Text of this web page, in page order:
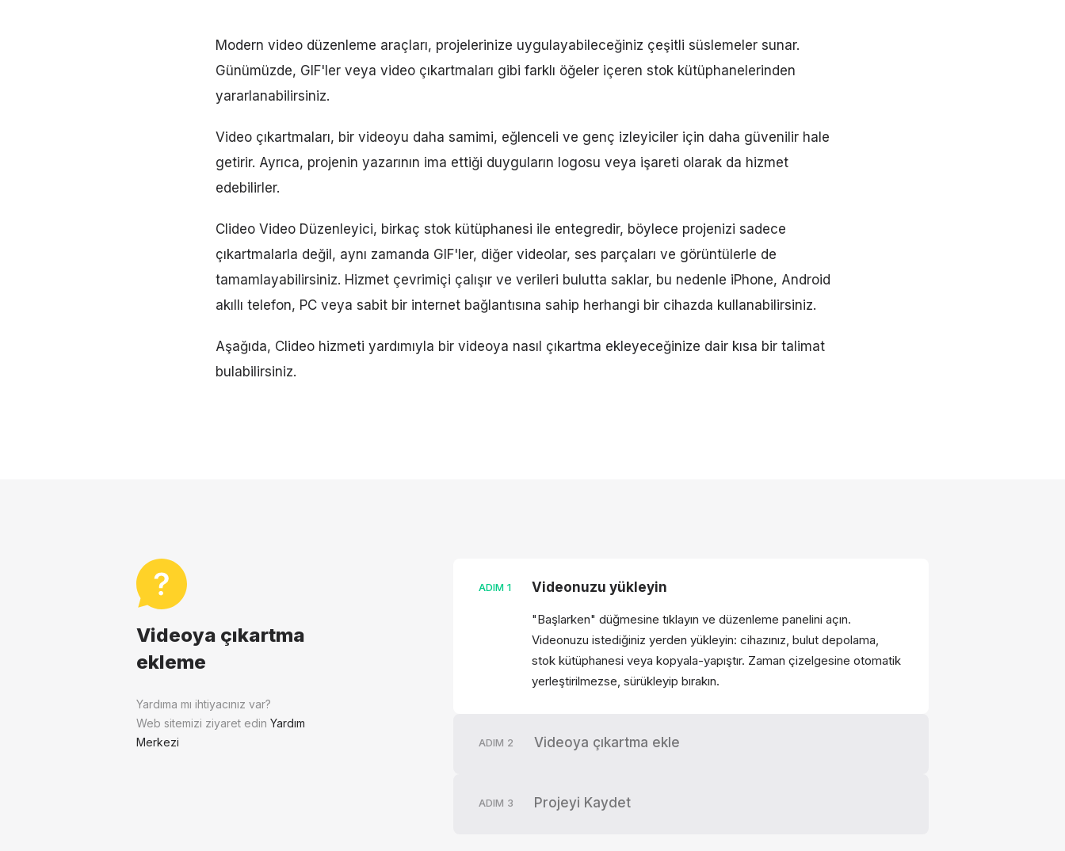
Modern video düzenleme araçları, projelerinize uygulayabileceğiniz çeşitli süslemeler sunar.
Günümüzde, GIF'ler veya video çıkartmaları gibi farklı öğeler içeren stok kütüphanelerinden
yararlanabilirsiniz.
Video çıkartmaları, bir videoyu daha samimi, eğlenceli ve genç izleyiciler için daha güvenilir hale
getirir. Ayrıca, projenin yazarının ima ettiği duyguların logosu veya işareti olarak da hizmet
edebilirler.
Clideo Video Düzenleyici, birkaç stok kütüphanesi ile entegredir, böylece projenizi sadece
çıkartmalarla değil, aynı zamanda GIF'ler, diğer videolar, ses parçaları ve görüntülerle de
tamamlayabilirsiniz. Hizmet çevrimiçi çalışır ve verileri bulutta saklar, bu nedenle iPhone, Android
akıllı telefon, PC veya sabit bir internet bağlantısına sahip herhangi bir cihazda kullanabilirsiniz.
Aşağıda, Clideo hizmeti yardımıyla bir videoya nasıl çıkartma ekleyeceğinize dair kısa bir talimat
bulabilirsiniz.
Videoya çıkartma
ekleme
Yardıma mı ihtiyacınız var?
Web sitemizi ziyaret edin Yardım
Merkezi
ADIM 1 Videonuzu yükleyin
"Başlarken" düğmesine tıklayın ve düzenleme panelini açın.
Videonuzu istediğiniz yerden yükleyin: cihazınız, bulut depolama,
stok kütüphanesi veya kopyala-yapıştır. Zaman çizelgesine otomatik
yerleştirilmezse, sürükleyip bırakın.
ADIM 2 Videoya çıkartma ekle
ADIM 3 Projeyi Kaydet